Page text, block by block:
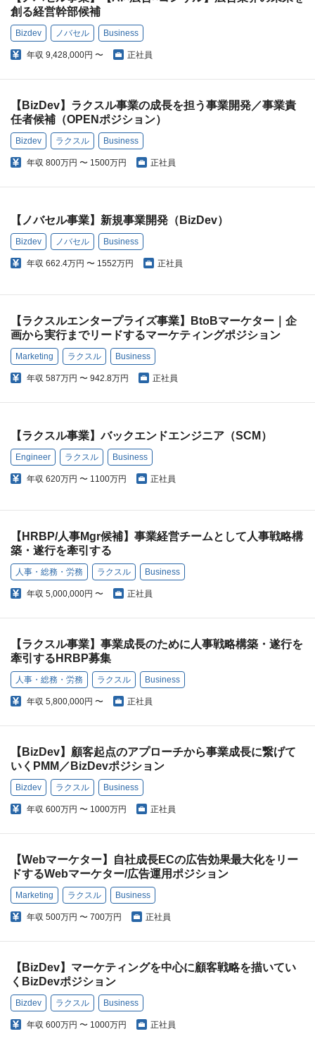
創る経営幹部候補
Bizdev ノバセル Business
年収 9,428,000円 〜 正社員
【BizDev】ラクスル事業の成長を担う事業開発／事業責
任者候補（OPENポジション）
Bizdev ラクスル Business
年収 800万円 〜 1500万円 正社員
【ノバセル事業】新規事業開発（BizDev）
Bizdev ノバセル Business
年収 662.4万円 〜 1552万円 正社員
【ラクスルエンタープライズ事業】BtoBマーケター｜企
画から実行までリードするマーケティングポジション
Marketing ラクスル Business
年収 587万円 〜 942.8万円 正社員
【ラクスル事業】バックエンドエンジニア（SCM）
Engineer ラクスル Business
年収 620万円 〜 1100万円 正社員
【HRBP/人事Mgr候補】事業経営チームとして人事戦略構
築・遂行を牽引する
人事・総務・労務 ラクスル Business
年収 5,000,000円 〜 正社員
【ラクスル事業】事業成長のために人事戦略構築・遂行を
牽引するHRBP募集
人事・総務・労務 ラクスル Business
年収 5,800,000円 〜 正社員
【BizDev】顧客起点のアプローチから事業成長に繋げて
いくPMM／BizDevポジション
Bizdev ラクスル Business
年収 600万円 〜 1000万円 正社員
【Webマーケター】自社成長ECの広告効果最大化をリー
ドするWebマーケター/広告運用ポジション
Marketing ラクスル Business
年収 500万円 〜 700万円 正社員
【BizDev】マーケティングを中心に顧客戦略を描いてい
くBizDevポジション
Bizdev ラクスル Business
年収 600万円 〜 1000万円 正社員